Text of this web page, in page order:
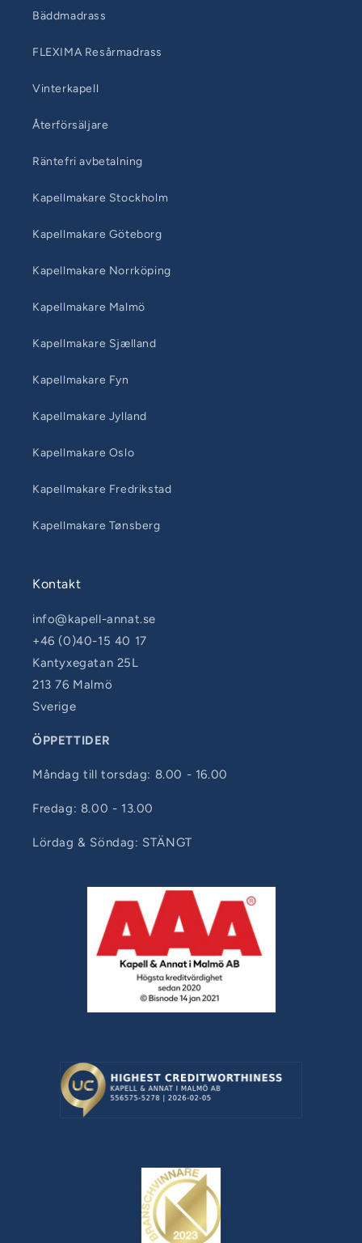
Bäddmadrass
FLEXIMA Resårmadrass
Vinterkapell
Återförsäljare
Räntefri avbetalning
Kapellmakare Stockholm
Kapellmakare Göteborg
Kapellmakare Norrköping
Kapellmakare Malmö
Kapellmakare Sjælland
Kapellmakare Fyn
Kapellmakare Jylland
Kapellmakare Oslo
Kapellmakare Fredrikstad
Kapellmakare Tønsberg
Kontakt
info@kapell-annat.se
+46 (0)40-15 40 17
Kantyxegatan 25L
213 76 Malmö
Sverige
ÖPPETTIDER
Måndag till torsdag: 8.00 - 16.00
Fredag: 8.00 - 13.00
Lördag & Söndag: STÄNGT